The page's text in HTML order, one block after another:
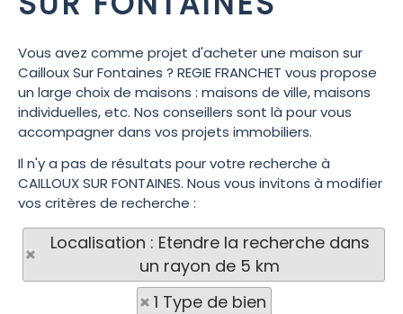
Vous avez comme projet d'acheter une maison sur
Cailloux Sur Fontaines ? REGIE FRANCHET vous propose
un large choix de maisons : maisons de ville, maisons
individuelles, etc. Nos conseillers sont là pour vous
accompagner dans vos projets immobiliers.
Il n'y a pas de résultats pour votre recherche à
CAILLOUX SUR FONTAINES. Nous vous invitons à modifier
vos critères de recherche :
Localisation : Etendre la recherche dans
un rayon de 5 km
1 Type de bien